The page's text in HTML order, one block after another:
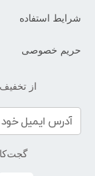
شرایط استفاده
حریم خصوصی
از